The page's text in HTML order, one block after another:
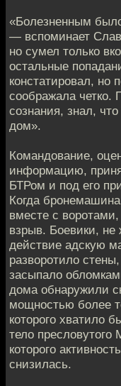
«Болезненным
— вспоминает
но сумел только
остальные
констатировал, но
соображала четко.
сознания, знал,
дом».
Командование,
информацию,
БТРом и под его
Когда
вместе с
взрыв. Боевики, не
действие адскую
разворотило
засыпало
дома обнаружили
мощностью более
которого хватило
тело
которого
снизилась.